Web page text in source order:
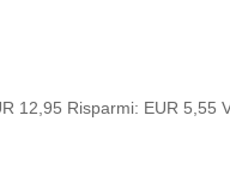
12,95 Risparmi: EUR